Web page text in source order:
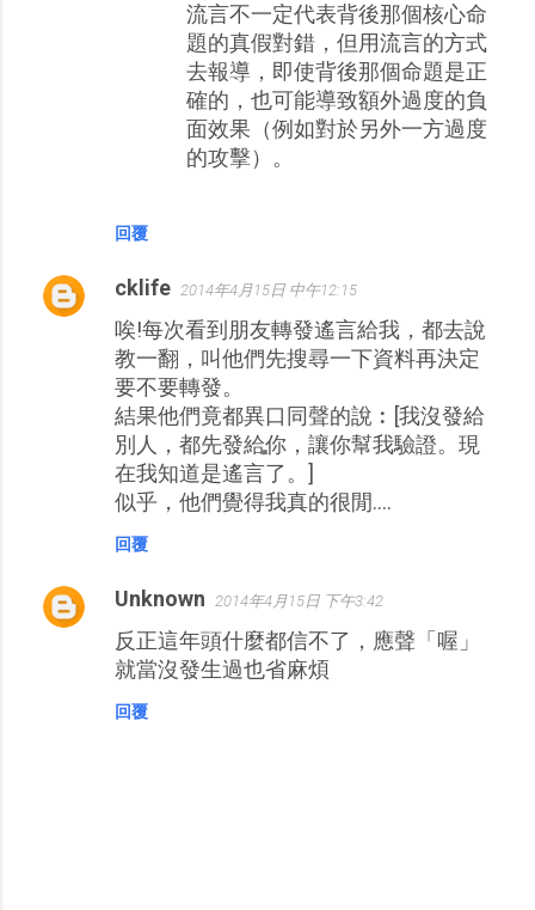
回覆
流言不一定代表背後那個核心命
題的真假對錯，但用流言的方式
去報導，即使背後那個命題是正
確的，也可能導致額外過度的負
面效果（例如對於另外一方過度
的攻擊）。
cklife 2014年4月15日 中午12:15
唉!每次看到朋友轉發遙言給我，都去說
教一翻，叫他們先搜尋一下資料再決定
要不要轉發。
結果他們竟都異口同聲的說︰[我沒發給
別人，都先發給你，讓你幫我驗證。現
在我知道是遙言了。]
似乎，他們覺得我真的很閒....
回覆
Unknown 2014年4月15日 下午3:42
反正這年頭什麼都信不了，應聲「喔」
就當沒發生過也省麻煩
回覆